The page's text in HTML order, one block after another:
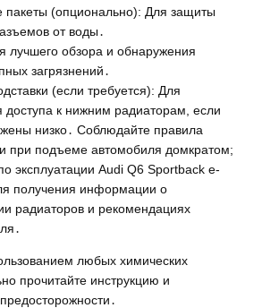
пакеты (опционально): Для защиты
от воды․
лучшего обзора и обнаружения
загрязнений․
(если требуется): Для
доступа к нижним радиаторам, если
низко․ Соблюдайте правила
при подъеме автомобиля домкратом;
эксплуатации Audi Q6 Sportback e-
получения информации о
радиаторов и рекомендациях
любых химических
прочитайте инструкцию и